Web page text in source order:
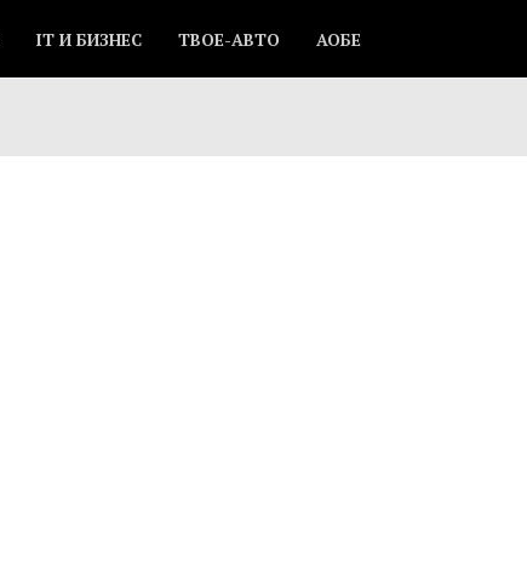
IT И БИЗНЕС ТВОЕ-АВТО АОБЕ